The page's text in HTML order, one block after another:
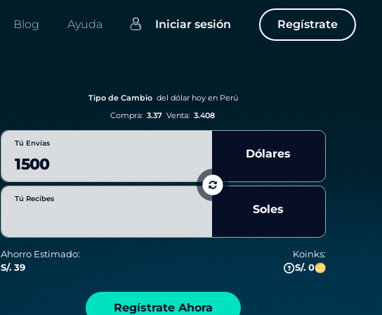
Blog Ayuda Iniciar sesión Regístrate
Tipo de Cambio del dólar hoy en Perú
Compra: 3.37 Venta: 3.408
Tú Envías
Dólares
Tú Recibes
Soles
Ahorro Estimado:
S/. 39
Koinks:
S/. 0
Regístrate Ahora